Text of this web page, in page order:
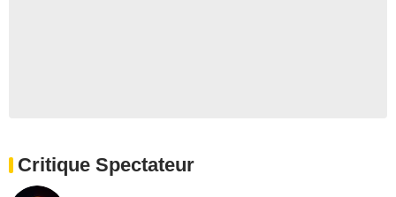
Critique Spectateur